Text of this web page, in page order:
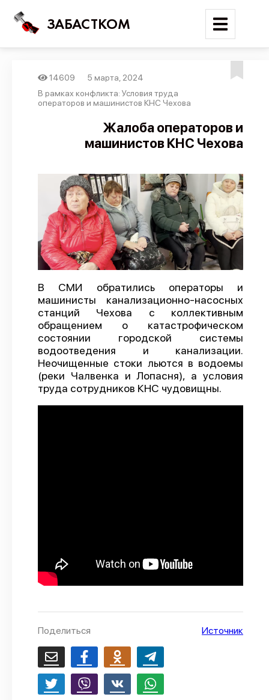
ЗАБАСТКОМ
Войти
Поиск
Новости
Трудовые конфликты
Отчеты
Предложить публикацию
Справочник
API
О проекте
Политика конфиденциальности
14609
5 марта, 2024
В рамках конфликта: Условия труда
операторов и машинистов КНС Чехова
Жалоба операторов и
машинистов КНС Чехова
В СМИ обратились операторы и
машинисты канализационно-насосных
станций Чехова с коллективным
обращением о катастрофическом
состоянии городской системы
водоотведения и канализации.
Неочищенные стоки льются в водоемы
(реки Чалвенка и Лопасня), а условия
труда сотрудников КНС чудовищны.
Поделиться Источник